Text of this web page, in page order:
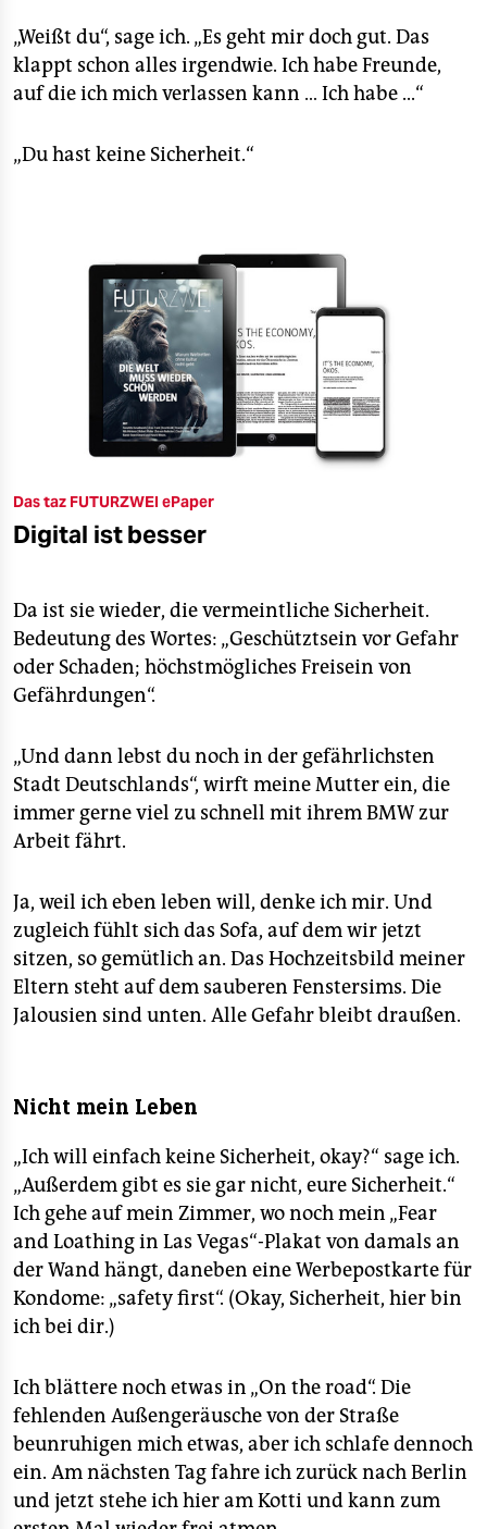
„Weißt du“, sage ich. „Es geht mir doch gut. Das
klappt schon alles irgendwie. Ich habe Freunde,
auf die ich mich verlassen kann … Ich habe ...“
„Du hast keine Sicherheit.“
Das taz FUTURZWEI ePaper
Digital ist besser
Da ist sie wieder, die vermeintliche Sicherheit.
Bedeutung des Wortes: „Geschütztsein vor Gefahr
oder Schaden; höchstmögliches Freisein von
Gefährdungen“.
„Und dann lebst du noch in der gefährlichsten
Stadt Deutschlands“, wirft meine Mutter ein, die
immer gerne viel zu schnell mit ihrem BMW zur
Arbeit fährt.
Ja, weil ich eben leben will, denke ich mir. Und
zugleich fühlt sich das Sofa, auf dem wir jetzt
sitzen, so gemütlich an. Das Hochzeitsbild meiner
Eltern steht auf dem sauberen Fenstersims. Die
Jalousien sind unten. Alle Gefahr bleibt draußen.
Nicht mein Leben
„Ich will einfach keine Sicherheit, okay?“ sage ich.
„Außerdem gibt es sie gar nicht, eure Sicherheit.“
Ich gehe auf mein Zimmer, wo noch mein „Fear
and Loathing in Las Vegas“-Plakat von damals an
der Wand hängt, daneben eine Werbepostkarte für
Kondome: „safety first“. (Okay, Sicherheit, hier bin
ich bei dir.)
Ich blättere noch etwas in „On the road“. Die
fehlenden Außengeräusche von der Straße
beunruhigen mich etwas, aber ich schlafe dennoch
ein. Am nächsten Tag fahre ich zurück nach Berlin
und jetzt stehe ich hier am Kotti und kann zum